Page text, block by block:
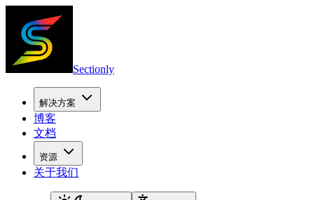
Sectionly
解决方案
博客
文档
资源
关于我们